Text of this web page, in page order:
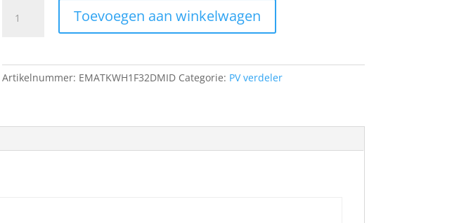
kWh
Toevoegen aan winkelwagen
Artikelnummer: EMATKWH1F32DMID Categorie: PV verdeler